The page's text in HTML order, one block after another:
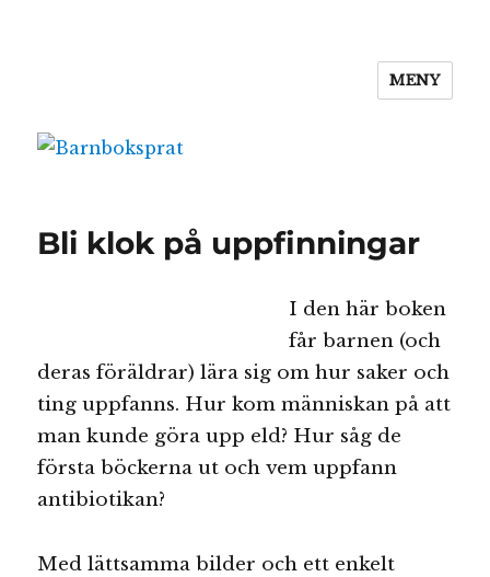
MENY
Bli klok på uppfinningar
I den här boken
får barnen (och
deras föräldrar) lära sig om hur saker och
ting uppfanns. Hur kom människan på att
man kunde göra upp eld? Hur såg de
första böckerna ut och vem uppfann
antibiotikan?
Med lättsamma bilder och ett enkelt